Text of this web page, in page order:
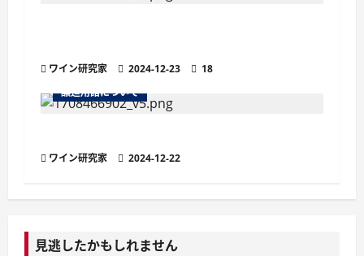
ワイン研究家 2024-12-23
18
醸造用語について
ワイン研究家 2024-12-22
見逃したかもしれません